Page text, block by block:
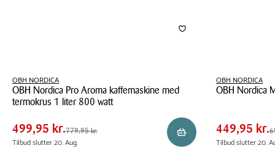
OBH NORDICA
OBH Nordica Pro Aroma kaffemaskine med
termokrus 1 liter 800 watt
OBH
Nordica
Pris
tabel
Pris
499,95 kr.
Førpris
779,95 kr.
499,95 kr.779,95 kr.
Tilbud slutter 20. Aug.
Reservér i butik
OBH NORDICA
OBH Nordica
Nordica
Minimix
Pris
Pris
Førpris
449,95 kr.
Tilbud slutter 20.